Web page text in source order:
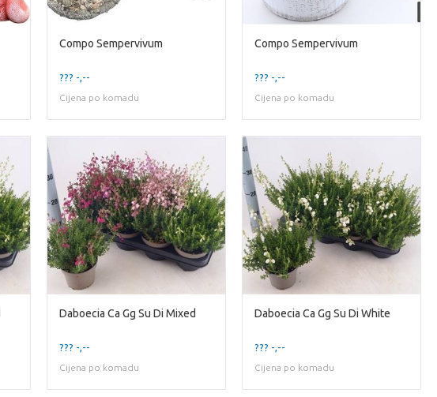
Compo Sempervivum
??? -,--
Cijena po komadu
Compo Sempervivum
??? -,--
Cijena po komadu
Daboecia Ca Gg Su Di Mixed
??? -,--
Cijena po komadu
Daboecia Ca Gg Su Di White
??? -,--
Cijena po komadu